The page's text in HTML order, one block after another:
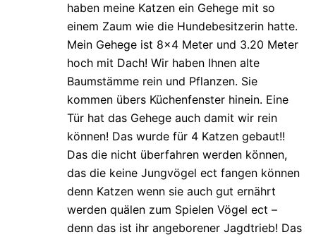
haben meine Katzen ein Gehege mit so
einem Zaum wie die Hundebesitzerin hatte.
Mein Gehege ist 8×4 Meter und 3.20 Meter
hoch mit Dach! Wir haben Ihnen alte
Baumstämme rein und Pflanzen. Sie
kommen übers Küchenfenster hinein. Eine
Tür hat das Gehege auch damit wir rein
können! Das wurde für 4 Katzen gebaut!!
Das die nicht überfahren werden können,
das die keine Jungvögel ect fangen können
denn Katzen wenn sie auch gut ernährt
werden quälen zum Spielen Vögel ect –
denn das ist ihr angeborener Jagdtrieb! Das